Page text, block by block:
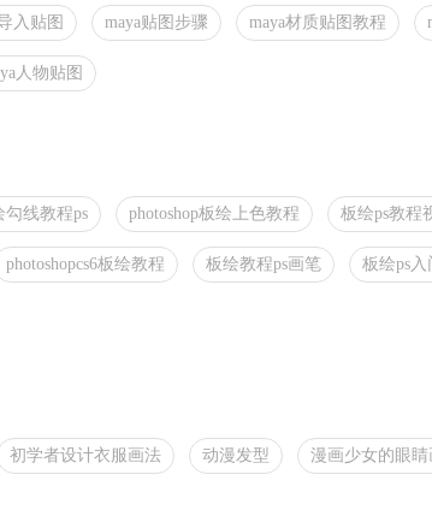
入贴图 maya贴图步骤 maya材质贴图教程
人物贴图
勾线教程ps photoshop板绘上色教程 板绘ps教程
photoshopcs6板绘教程 板绘教程ps画笔 板绘ps
初学者设计衣服画法 动漫发型 漫画少女的眼睛